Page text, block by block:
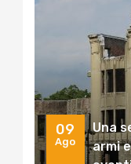
09
Ago
Una
armi